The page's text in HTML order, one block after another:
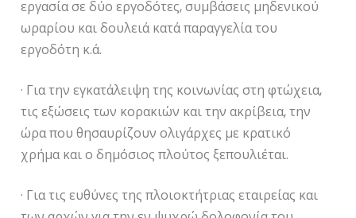
εργασία σε δύο εργοδότες, συμβάσεις μηδενικού
ωραρίου και δουλειά κατά παραγγελία του
εργοδότη κ.ά.
· Για την εγκατάλειψη της κοινωνίας στη φτώχεια,
τις εξώσεις των κορακιών και την ακρίβεια, την
ώρα που θησαυρίζουν ολιγάρχες με κρατικό
χρήμα και ο δημόσιος πλούτος ξεπουλιέται.
· Για τις ευθύνες της πλοιοκτήτριας εταιρείας και